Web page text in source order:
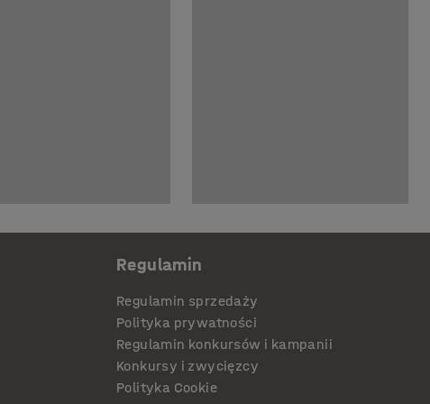
Regulamin
Regulamin sprzedaży
Polityka prywatności
Regulamin konkursów i kampanii
Konkursy i zwycięzcy
Polityka Cookie